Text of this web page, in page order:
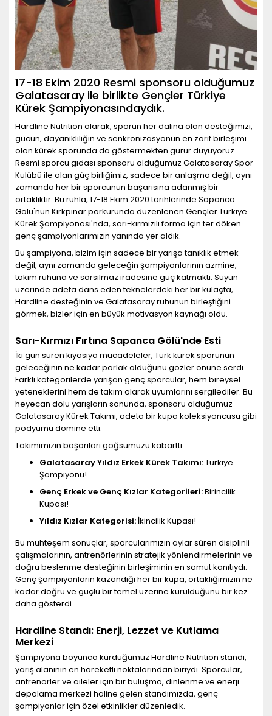
17-18 Ekim 2020 Resmi sponsoru olduğumuz
Galatasaray ile birlikte Gençler Türkiye
Kürek Şampiyonasındaydık.
Hardline Nutrition olarak, sporun her dalına olan desteğimizi,
gücün, dayanıklılığın ve senkronizasyonun en zarif birleşimi
olan kürek sporunda da göstermekten gurur duyuyoruz.
Resmi sporcu gıdası sponsoru olduğumuz Galatasaray Spor
Kulübü ile olan güç birliğimiz, sadece bir anlaşma değil, aynı
zamanda her bir sporcunun başarısına adanmış bir
ortaklıktır. Bu ruhla, 17-18 Ekim 2020 tarihlerinde Sapanca
Gölü'nün Kırkpınar parkurunda düzenlenen Gençler Türkiye
Kürek Şampiyonası'nda, sarı-kırmızılı forma için ter döken
genç şampiyonlarımızın yanında yer aldık.
Bu şampiyona, bizim için sadece bir yarışa tanıklık etmek
değil, aynı zamanda geleceğin şampiyonlarının azmine,
takım ruhuna ve sarsılmaz iradesine güç katmaktı. Suyun
üzerinde adeta dans eden teknelerdeki her bir kulaçta,
Hardline desteğinin ve Galatasaray ruhunun birleştiğini
görmek, bizler için en büyük motivasyon kaynağı oldu.
Sarı-Kırmızı Fırtına Sapanca Gölü'nde Esti
İki gün süren kıyasıya mücadeleler, Türk kürek sporunun
geleceğinin ne kadar parlak olduğunu gözler önüne serdi.
Farklı kategorilerde yarışan genç sporcular, hem bireysel
yeteneklerini hem de takım olarak uyumlarını sergilediler. Bu
heyecan dolu yarışların sonunda, sponsoru olduğumuz
Galatasaray Kürek Takımı, adeta bir kupa koleksiyoncusu gibi
podyumu domine etti.
Takımımızın başarıları göğsümüzü kabarttı:
Galatasaray Yıldız Erkek Kürek Takımı:Türkiye
Şampiyonu!
Genç Erkek ve Genç Kızlar Kategorileri:Birincilik
Kupası!
Yıldız Kızlar Kategorisi: İkincilik Kupası!
Bu muhteşem sonuçlar, sporcularımızın aylar süren disiplinli
çalışmalarının, antrenörlerinin stratejik yönlendirmelerinin ve
doğru beslenme desteğinin birleşiminin en somut kanıtıydı.
Genç şampiyonların kazandığı her bir kupa, ortaklığımızın ne
kadar doğru ve güçlü bir temel üzerine kurulduğunu bir kez
daha gösterdi.
Hardline Standı: Enerji, Lezzet ve Kutlama
Merkezi
Şampiyona boyunca kurduğumuz Hardline Nutrition standı,
yarış alanının en hareketli noktalarından biriydi. Sporcular,
antrenörler ve aileler için bir buluşma, dinlenme ve enerji
depolama merkezi haline gelen standımızda, genç
şampiyonlar için özel etkinlikler düzenledik.